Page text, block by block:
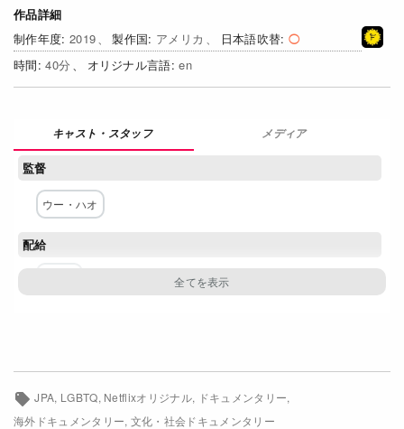
みんなの作品レビュー
閉じる
作品詳細
2019
アメリカ
日本語吹替
40
en
メディア
監督
ウー・ハオ
配給
JPA LGBTQ Netflixオリジナル
ドキュメンタリー
海外ドキュメンタリー 文化・社会ドキュメンタリー